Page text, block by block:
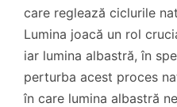
care reglează ciclurile
Lumina joacă un rol
iar lumina albastră, în
perturba acest proces
în care lumina albastră